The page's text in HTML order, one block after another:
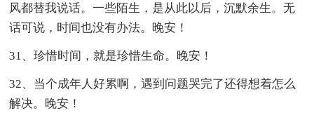
风都替我说话。一些陌生，是从此以后，沉默余生。无
话可说，时间也没有办法。晚安！
31、珍惜时间，就是珍惜生命。晚安！
32、当个成年人好累啊，遇到问题哭完了还得想着怎么
解决。晚安！